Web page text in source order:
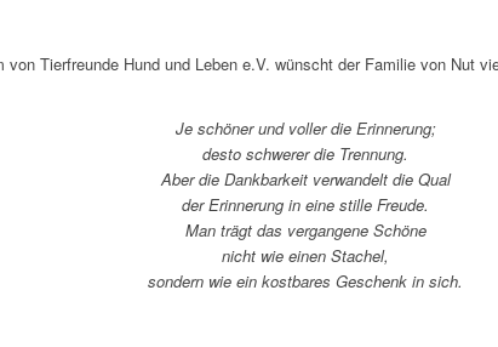
von Tierfreunde Hund und Leben e.V. wünscht der Familie von Nut
Je schöner und voller die Erinnerung;
desto schwerer die Trennung.
Aber die Dankbarkeit verwandelt die Qual
der Erinnerung in eine stille Freude.
Man trägt das vergangene Schöne
nicht wie einen Stachel,
sondern wie ein kostbares Geschenk in sich.